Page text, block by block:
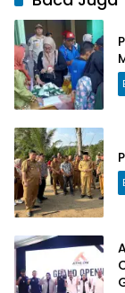
Audio Visual dan
Musik